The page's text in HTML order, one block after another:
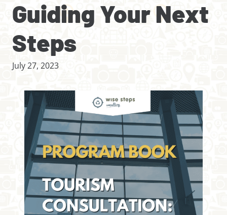
Guiding Your Next
Steps
July 27, 2023